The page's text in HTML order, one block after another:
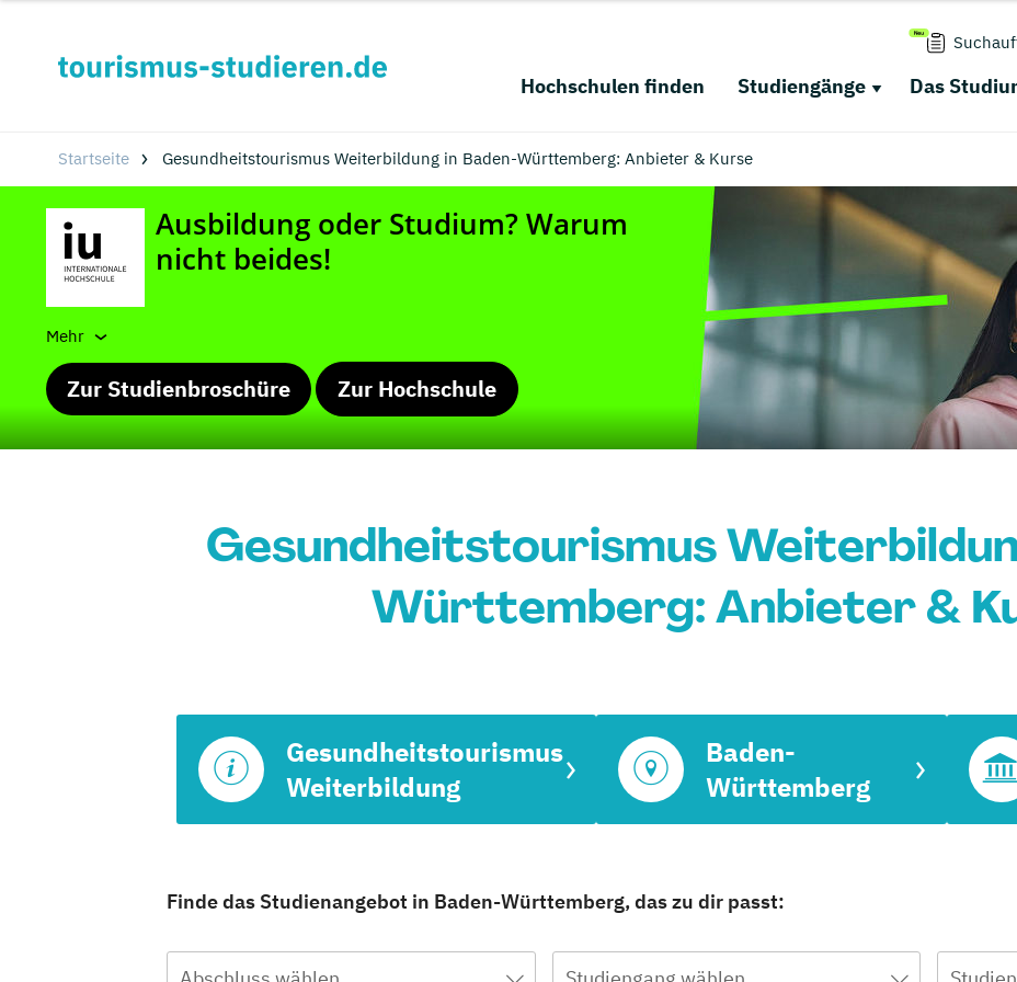
Hochschulen finden Studiengänge Das
Startseite Gesundheitstourismus Weiterbildung in Baden-Württemberg: Anbieter & Kurse
Mehr
Zur Studienbroschüre Zur Hochschule
Gesundheitstourismus
Württemberg: Anbieter &
Gesundheitstourismus
Weiterbildung
Baden-
Württemberg
Finde das Studienangebot in Baden-Württemberg, das zu dir passt: